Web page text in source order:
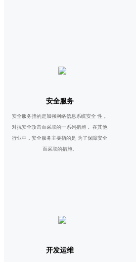
安全服务
安全服务指的是加强网络信息系统安全 性，
对抗安全攻击而采取的一系列措施 。在其他
行业中，安全服务主要指的是 为了保障安全
而采取的措施。
开发运维